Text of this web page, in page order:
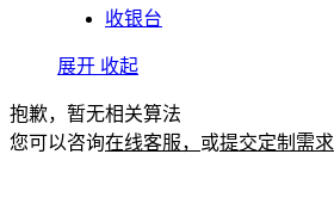
收银台
展开 收起
抱歉，暂无相关算法
您可以咨询在线客服， 或提交定制需求